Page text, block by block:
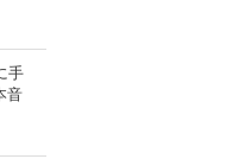
手
音